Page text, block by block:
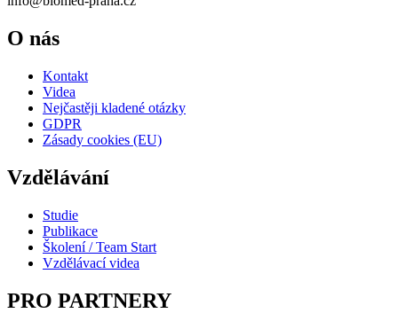
O nás
Kontakt
Videa
Nejčastěji kladené otázky
GDPR
Zásady cookies (EU)
Vzdělávání
Studie
Publikace
Školení / Team Start
Vzdělávací videa
PRO PARTNERY